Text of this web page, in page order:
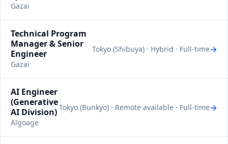
Gazai
Technical Program
Manager & Senior
Engineer
Gazai
Tokyo (Shibuya) · Hybrid · Full-time→
AI Engineer
(Generative
AI Division)
Algoage
Tokyo (Bunkyo) · Remote available · Full-time→